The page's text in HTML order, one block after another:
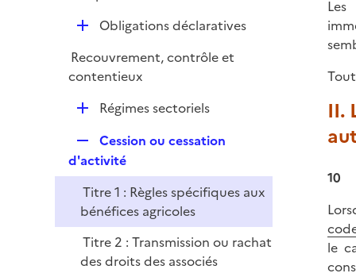
r
e
r
D
p
l
Obligations déclaratives
Recouvrement, contrôle et
contentieux
D
p
l
i
e
r
Régimes sectoriels
e
p
l
i
e
Cession ou cessation
d'activité
Titre 1 : Règles spécifiques aux
bénéfices agricoles
Titre 2 : Transmission ou rachat
des droits des associés
II.
10
le